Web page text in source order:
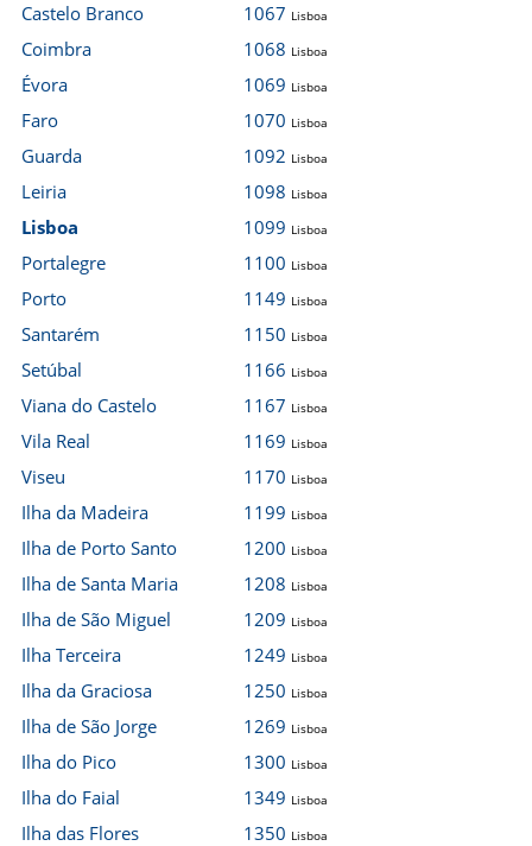
Castelo Branco
Coimbra
Évora
Faro
Guarda
Leiria
Lisboa
Portalegre
Porto
Santarém
Setúbal
Viana do Castelo
Vila Real
Viseu
Ilha da Madeira
Ilha de Porto Santo
Ilha de Santa Maria
Ilha de São Miguel
Ilha Terceira
Ilha da Graciosa
Ilha de São Jorge
Ilha do Pico
Ilha do Faial
Ilha das Flores
1067 Lisboa
1068 Lisboa
1069 Lisboa
1070 Lisboa
1092 Lisboa
1098 Lisboa
1099 Lisboa
1100 Lisboa
1149 Lisboa
1150 Lisboa
1166 Lisboa
1167 Lisboa
1169 Lisboa
1170 Lisboa
1199 Lisboa
1200 Lisboa
1208 Lisboa
1209 Lisboa
1249 Lisboa
1250 Lisboa
1269 Lisboa
1300 Lisboa
1349 Lisboa
1350 Lisboa